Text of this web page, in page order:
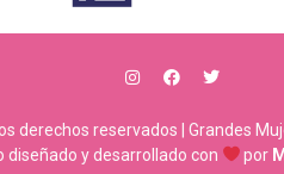
derechos reservados | Grandes
diseñado y desarrollado con
por